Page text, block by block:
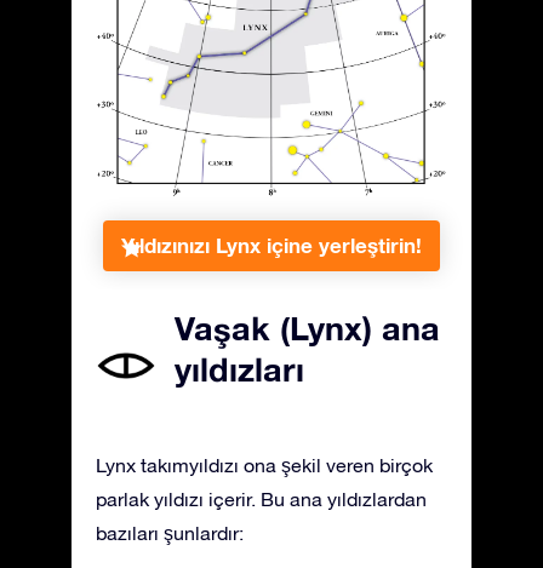
Yıldızınızı Lynx içine yerleştirin!
Vaşak (Lynx) ana
yıldızları
Lynx takımyıldızı ona şekil veren birçok
parlak yıldızı içerir. Bu ana yıldızlardan
bazıları şunlardır: